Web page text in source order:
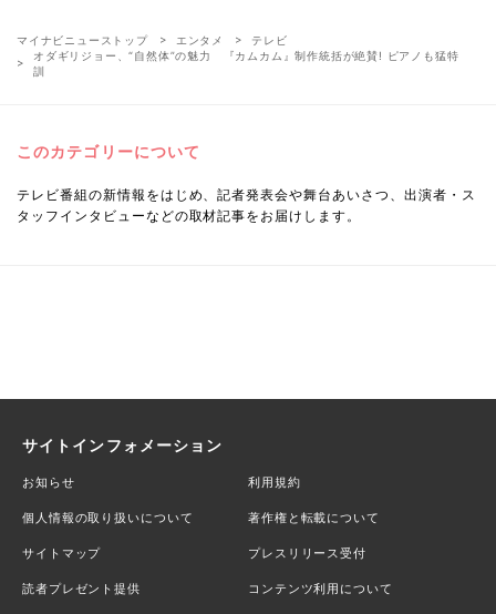
マイナビニューストップ エンタメ
テレビ
オダギリジョー、“自然体”の魅力 『カムカム』制作統括が絶賛! ピアノも猛特
訓
このカテゴリーについて
テレビ番組の新情報をはじめ、記者発表会や舞台あいさつ、出演者・ス
タッフインタビューなどの取材記事をお届けします。
サイトインフォメーション
お知らせ 利用規約
個人情報の取り扱いについて 著作権と転載について
サイトマップ プレスリリース受付
読者プレゼント提供 コンテンツ利用について